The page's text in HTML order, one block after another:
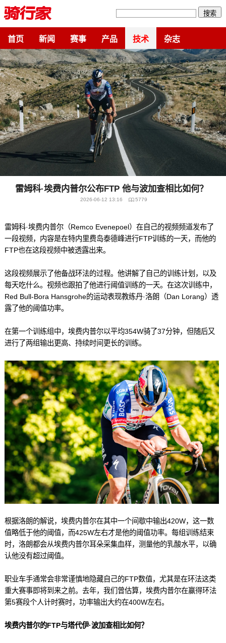
搜索
首页 新闻 赛事 产品 技术 杂志
雷姆科·埃费内普尔公布FTP 他与波加查相比如何？
2026-06-12 13:16 5779
雷姆科·埃费内普尔（Remco Evenepoel）在自己的视频频道发布了
一段视频，内容是在特内里费岛泰德峰进行FTP训练的一天，而他的
FTP也在这段视频中被透露出来。
这段视频展示了他备战环法的过程。他讲解了自己的训练计划，以及
每天吃什么。视频也跟拍了他进行阈值训练的一天。在这次训练中，
Red Bull-Bora Hansgrohe的运动表现教练丹·洛朗（Dan Lorang）透
露了他的阈值功率。
在第一个训练组中，埃费内普尔以平均354W骑了37分钟，但随后又
进行了两组输出更高、持续时间更长的训练。
根据洛朗的解说，埃费内普尔在其中一个间歇中输出420W，这一数
值略低于他的阈值，而425W左右才是他的阈值功率。每组训练结束
时，洛朗都会从埃费内普尔耳朵采集血样，测量他的乳酸水平，以确
认他没有超过阈值。
职业车手通常会非常谨慎地隐藏自己的FTP数值，尤其是在环法这类
重大赛事即将到来之前。去年，我们曾估算，埃费内普尔在赢得环法
第5赛段个人计时赛时，功率输出大约在400W左右。
埃费内普尔的FTP与塔代伊·波加查相比如何？